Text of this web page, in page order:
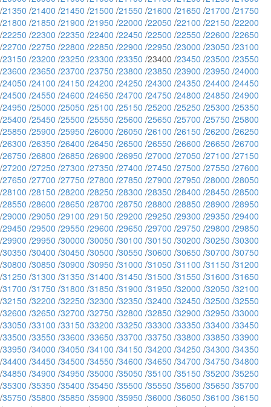
/21350 /21400 /21450 /21500 /21550 /21600 /21650 /21700 /21750
/21800 /21850 /21900 /21950 /22000 /22050 /22100 /22150 /22200
/22250 /22300 /22350 /22400 /22450 /22500 /22550 /22600 /22650
/22700 /22750 /22800 /22850 /22900 /22950 /23000 /23050 /23100
/23150 /23200 /23250 /23300 /23350 /23400 /23450 /23500 /23550
/23600 /23650 /23700 /23750 /23800 /23850 /23900 /23950 /24000
/24050 /24100 /24150 /24200 /24250 /24300 /24350 /24400 /24450
/24500 /24550 /24600 /24650 /24700 /24750 /24800 /24850 /24900
/24950 /25000 /25050 /25100 /25150 /25200 /25250 /25300 /25350
/25400 /25450 /25500 /25550 /25600 /25650 /25700 /25750 /25800
/25850 /25900 /25950 /26000 /26050 /26100 /26150 /26200 /26250
/26300 /26350 /26400 /26450 /26500 /26550 /26600 /26650 /26700
/26750 /26800 /26850 /26900 /26950 /27000 /27050 /27100 /27150
/27200 /27250 /27300 /27350 /27400 /27450 /27500 /27550 /27600
/27650 /27700 /27750 /27800 /27850 /27900 /27950 /28000 /28050
/28100 /28150 /28200 /28250 /28300 /28350 /28400 /28450 /28500
/28550 /28600 /28650 /28700 /28750 /28800 /28850 /28900 /28950
/29000 /29050 /29100 /29150 /29200 /29250 /29300 /29350 /29400
/29450 /29500 /29550 /29600 /29650 /29700 /29750 /29800 /29850
/29900 /29950 /30000 /30050 /30100 /30150 /30200 /30250 /30300
/30350 /30400 /30450 /30500 /30550 /30600 /30650 /30700 /30750
/30800 /30850 /30900 /30950 /31000 /31050 /31100 /31150 /31200
/31250 /31300 /31350 /31400 /31450 /31500 /31550 /31600 /31650
/31700 /31750 /31800 /31850 /31900 /31950 /32000 /32050 /32100
/32150 /32200 /32250 /32300 /32350 /32400 /32450 /32500 /32550
/32600 /32650 /32700 /32750 /32800 /32850 /32900 /32950 /33000
/33050 /33100 /33150 /33200 /33250 /33300 /33350 /33400 /33450
/33500 /33550 /33600 /33650 /33700 /33750 /33800 /33850 /33900
/33950 /34000 /34050 /34100 /34150 /34200 /34250 /34300 /34350
/34400 /34450 /34500 /34550 /34600 /34650 /34700 /34750 /34800
/34850 /34900 /34950 /35000 /35050 /35100 /35150 /35200 /35250
/35300 /35350 /35400 /35450 /35500 /35550 /35600 /35650 /35700
/35750 /35800 /35850 /35900 /35950 /36000 /36050 /36100 /36150